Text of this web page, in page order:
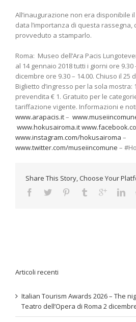
All’inaugurazione non era disponibile il
data l’importanza di questa
provveduto a stamparlo.
Roma: Museo dell’Ara Pacis
al 14 gennaio 2018 tutti i giorni ore 9.30
dicembre ore 9.30 – 14.00. Chiuso il 25
Biglietto d’ingresso per la sola mostra:
prevendita € 1. Gratuito per le
tariffazione vigente. Informazioni e
www.arapacis.it–
www.hokusairoma.it
www.instagram.com/hokusairoma –
www.twitter.com/museiincomune –
Share This Story, Choose Your
Articoli recenti
Italian Tourism Awards 2026 – The
Teatro dell’Opera di Roma 2